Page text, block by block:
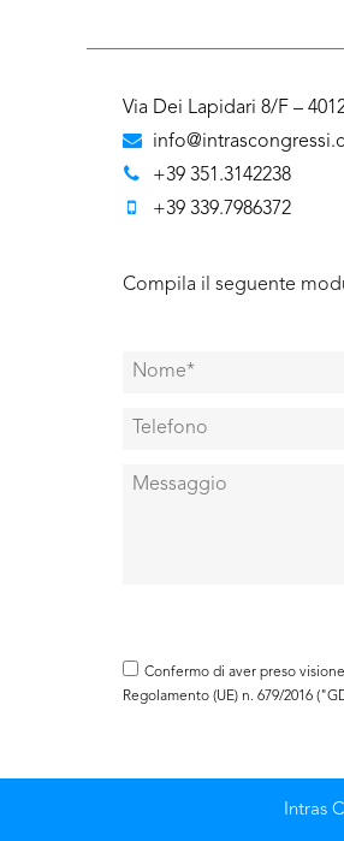
Via Dei Lapidari 8/F –
+39 351.3142238
+39 339.7986372
Compila il seguente
Confermo di aver preso
Regolamento (UE) n. 679/2016
Intras